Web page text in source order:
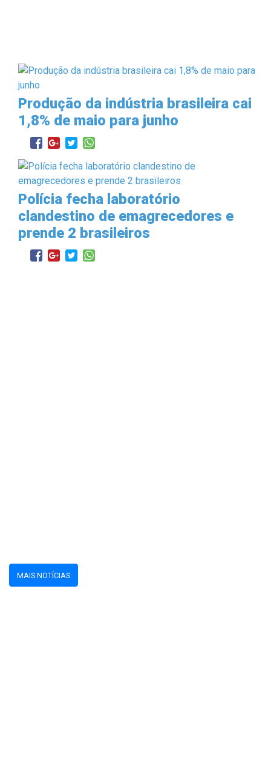
Produção da indústria brasileira cai
1,8% de maio para junho
Polícia fecha laboratório
clandestino de emagrecedores e
prende 2 brasileiros
MAIS NOTÍCIAS